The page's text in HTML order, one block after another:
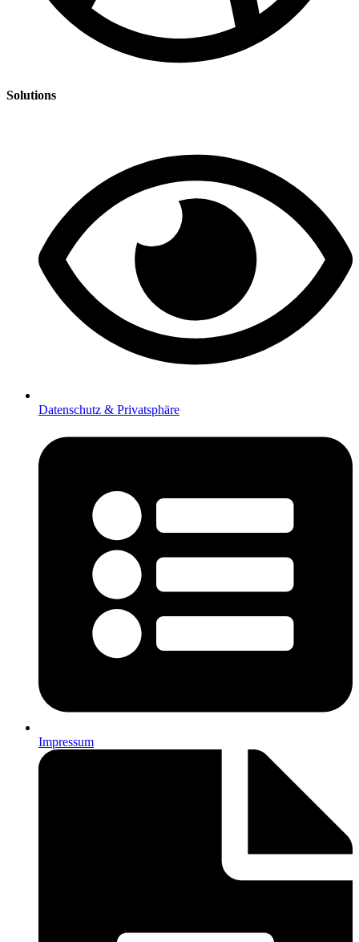
Solutions
Datenschutz & Privatsphäre
Impressum